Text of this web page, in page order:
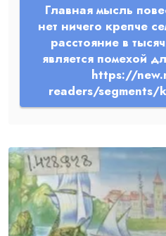
Главная мысль
нет ничего крепче
расстояние в
является помехой
https://
readers/